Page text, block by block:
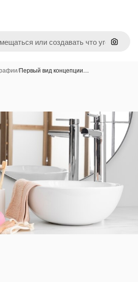
Поиск
/Первый вид концепции…